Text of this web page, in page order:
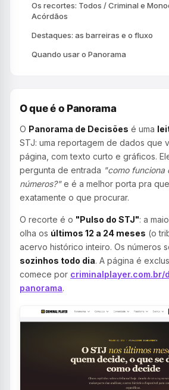
Os recortes: Todos / Criminal e
Acórdãos
Destaques: as barreiras e o fluxo
Quando usar o Panorama
O que é o Panorama
O Panorama de Decisões é uma
STJ: uma reportagem de dados que
página, com texto curto e gráficos.
pergunta de entrada "como funciona
números?"e é a melhor porta pra
exatamente o que procurar.
O recorte é o "Pulso do STJ": a
olha os últimos 12 a 24 meses (o
acervo histórico inteiro. Os números
sozinhos todo dia. A página é
comece por criminalplayer.com.br/
panorama.